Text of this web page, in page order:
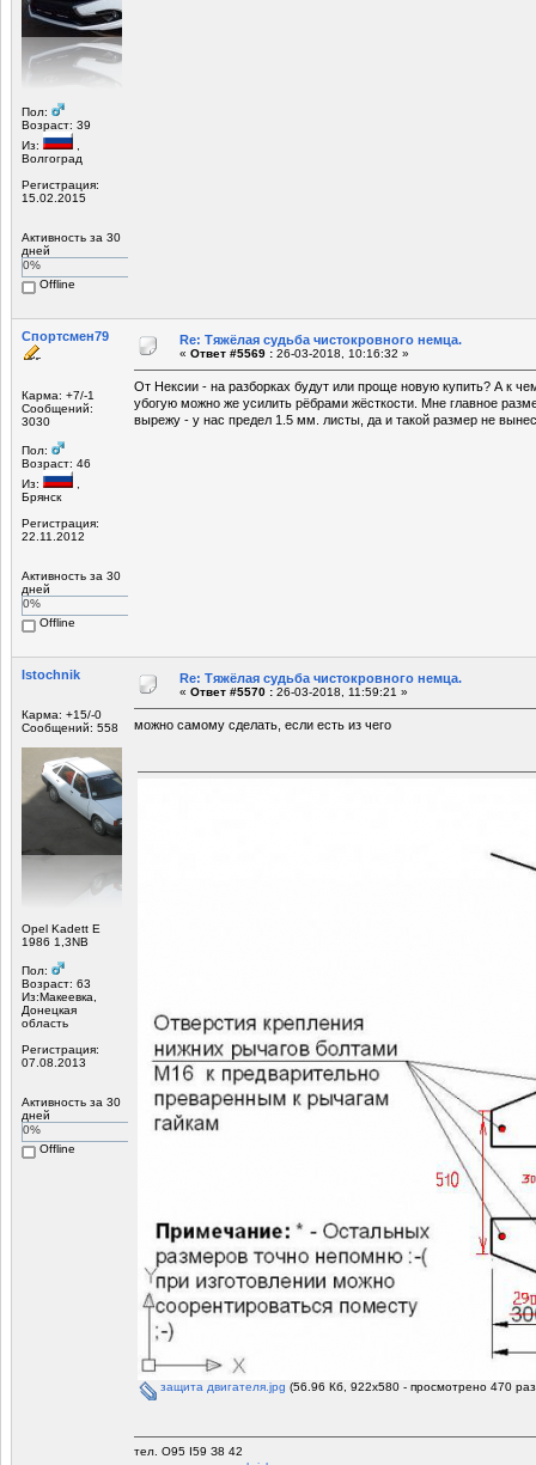
Пол:
Возраст: 39
Из:
Волгоград
Регистрация:
15.02.2015
Активность за 30
дней
0%
Offline
Спортсмен79
Карма: +7/-1
Сообщений:
3030
Пол:
Возраст: 46
Из:
Брянск
Регистрация:
22.11.2012
Активность за 30
дней
0%
Offline
Re: Тяжёлая судьба чистокровного немца.
« Ответ #5569 : 26-03-2018, 10:16:32 »
От Нексии - на разборках будут или проще новую купить? А к
убогую можно же усилить рёбрами жёсткости. Мне главное
вырежу - у нас предел 1.5 мм. листы, да и такой размер не
Istochnik
Карма: +15/-0
Сообщений: 558
Opel Kadett E
1986 1,3NB
Пол:
Возраст: 63
Из:Макеевка,
Донецкая
область
Регистрация:
07.08.2013
Активность за 30
дней
0%
Offline
Re: Тяжёлая судьба чистокровного немца.
« Ответ #5570 : 26-03-2018, 11:59:21 »
можно самому сделать, если есть из чего
защита двигателя.jpg (56.96 Кб, 922x580 - просмотрено 470
тел. О95 I59 З8 42